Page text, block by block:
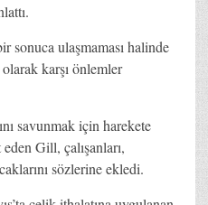
sonuca ulaşmaması halinde
karşı önlemler
savunmak için harekete
Gill, çalışanları,
sözlerine ekledi.